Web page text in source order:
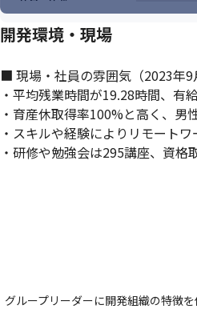
開発環境・現場
■ 現場・社員の雰囲気（2023年9
・平均残業時間が19.28時間、有
・育産休取得率100%と高く、男
・スキルや経験によりリモート
・研修や勉強会は295講座、資
グループリーダーに開発組織の特徴を